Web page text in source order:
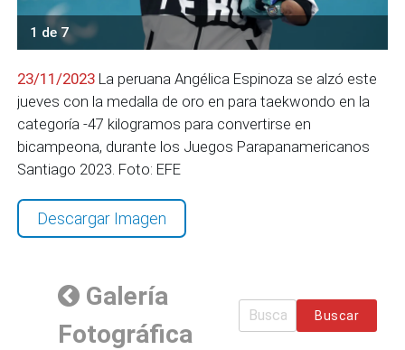
1 de 7
23/11/2023 La peruana Angélica Espinoza se alzó este
jueves con la medalla de oro en para taekwondo en la
categoría -47 kilogramos para convertirse en
bicampeona, durante los Juegos Parapanamericanos
Santiago 2023. Foto: EFE
Descargar Imagen
Galería
Fotográfica
Buscar